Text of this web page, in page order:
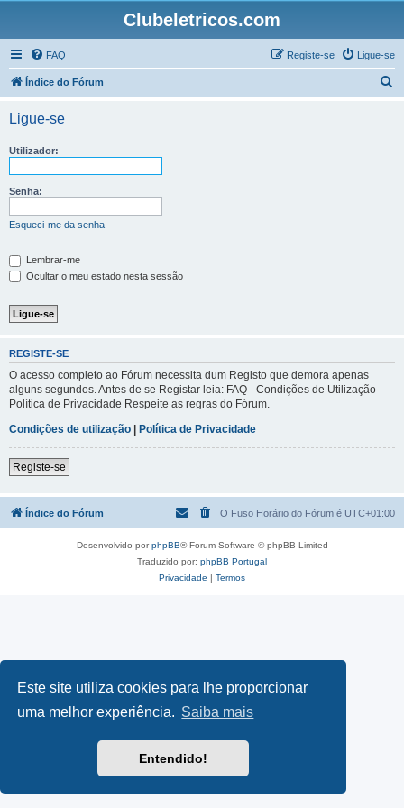
Este site utiliza cookies para lhe proporcionar
uma melhor experiência. Saiba mais
Entendido!
Clubeletricos.com
FAQ Ligue-se
Registe-se
Índice do Fórum
Ligue-se
Utilizador:
Senha:
Esqueci-me da senha
Lembrar-me
Ocultar o meu estado nesta sessão
REGISTE-SE
O acesso completo ao Fórum necessita dum Registo que demora apenas
alguns segundos. Antes de se Registar leia: FAQ - Condições de Utilização -
Política de Privacidade Respeite as regras do Fórum.
Condições de utilização | Política de Privacidade
Registe-se
Índice do Fórum O Fuso Horário do Fórum é UTC+01:00
Desenvolvido porphpBB® Forum Software © phpBB Limited
Traduzido por: phpBB Portugal
Privacidade | Termos